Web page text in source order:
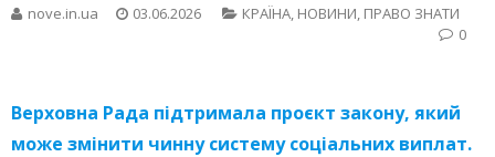
nove.in.ua 03.06.2026 КРАЇНА, НОВИНИ, ПРАВО ЗНАТИ
0
Верховна Рада підтримала проєкт закону, який
може змінити чинну систему соціальних виплат.